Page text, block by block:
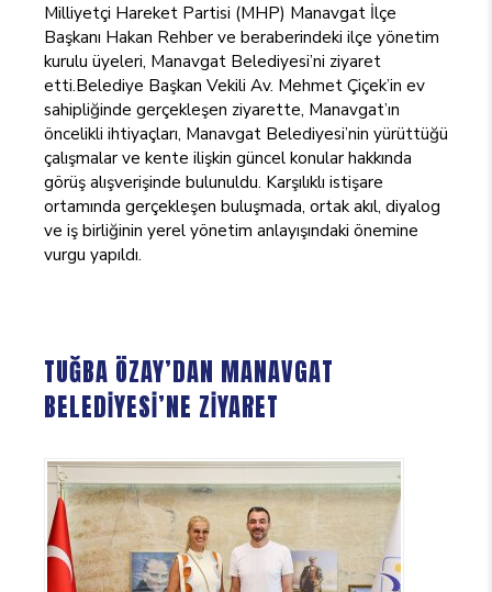
Milliyetçi Hareket Partisi (MHP) Manavgat İlçe
Başkanı Hakan Rehber ve beraberindeki ilçe yönetim
kurulu üyeleri, Manavgat Belediyesi’ni ziyaret
etti.Belediye Başkan Vekili Av. Mehmet Çiçek’in ev
sahipliğinde gerçekleşen ziyarette, Manavgat’ın
öncelikli ihtiyaçları, Manavgat Belediyesi’nin yürüttüğü
çalışmalar ve kente ilişkin güncel konular hakkında
görüş alışverişinde bulunuldu. Karşılıklı istişare
ortamında gerçekleşen buluşmada, ortak akıl, diyalog
ve iş birliğinin yerel yönetim anlayışındaki önemine
vurgu yapıldı.
TUĞBA ÖZAY’DAN MANAVGAT
BELEDİYESİ’NE ZİYARET